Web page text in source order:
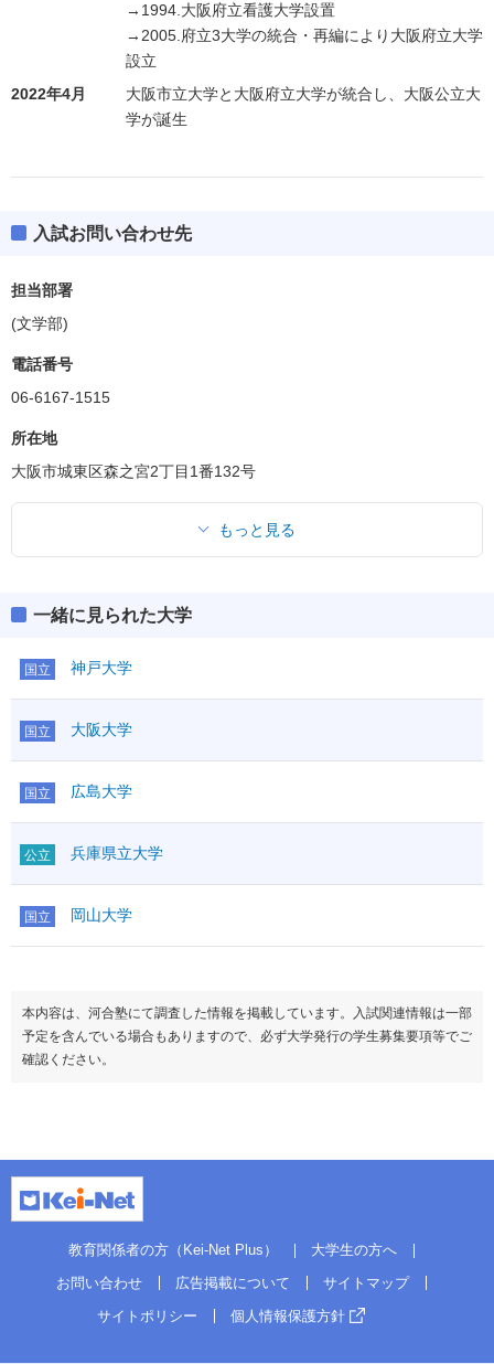
→1994.大阪府立看護大学設置
→2005.府立3大学の統合・再編により大阪府立大学
設立
2022年4月
大阪市立大学と大阪府立大学が統合し、大阪公立大
学が誕生
入試お問い合わせ先
担当部署
(文学部)
電話番号
06-6167-1515
所在地
大阪市城東区森之宮2丁目1番132号
もっと見る
一緒に見られた大学
国立 神戸大学
国立 大阪大学
国立 広島大学
公立 兵庫県立大学
国立 岡山大学
本内容は、河合塾にて調査した情報を掲載しています。入試関連情報は一部
予定を含んでいる場合もありますので、必ず大学発行の学生募集要項等でご
確認ください。
教育関係者の方（Kei-Net Plus）
大学生の方へ
お問い合わせ
広告掲載について
サイトマップ
サイトポリシー
個人情報保護方針